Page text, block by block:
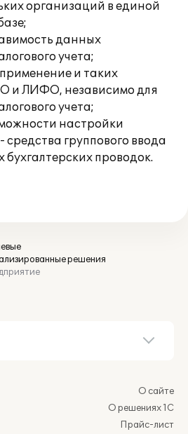
организаций в единой
данных
учета;
и таких
и ЛИФО, независимо для
учета;
настройки
группового ввода
бухгалтерских проводок.
решения
О сайте
О решениях 1С
Прайс-лист